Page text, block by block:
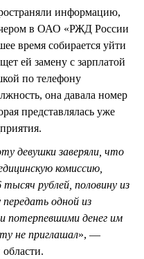
информацию,
в ОАО «РЖД России
время собирается уйти
ей замену с зарплатой
по телефону
она давала номер
представлялась уже
девушки заверяли, что
комиссию,
рублей, половину из
одной из
потерпевшими денег им
не приглашал», —